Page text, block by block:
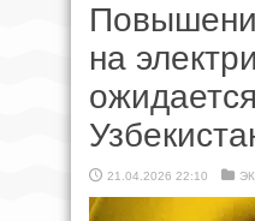
на
21.04.2026 22:10